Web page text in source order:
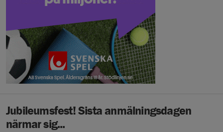
Jubileumsfest! Sista anmälningsdagen
närmar sig...